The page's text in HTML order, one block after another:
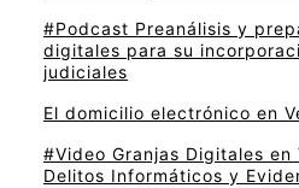
#Podcast Preanálisis y
digitales para su
judiciales
El domicilio electrónico en
#Video Granjas Digitales
Delitos Informáticos y